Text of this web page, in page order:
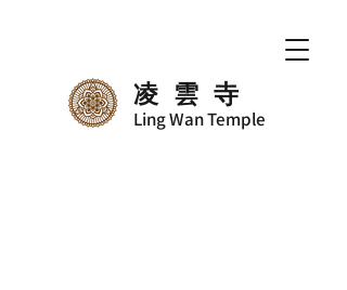
凌雲寺
Ling Wan Temple